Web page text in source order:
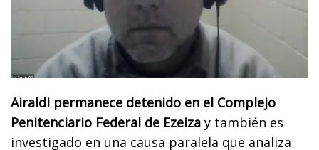
Airaldi permanece detenido en el Complejo
Penitenciario Federal de Ezeiza y también es
investigado en una causa paralela que analiza